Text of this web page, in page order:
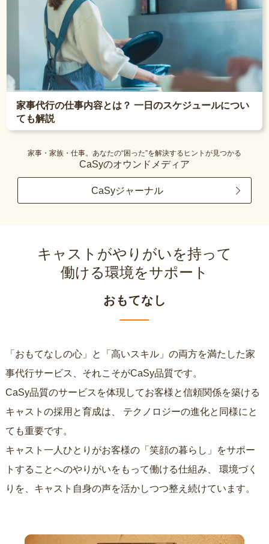
家事代行の仕事内容とは？ 一日のスケジュールについ
ても解説
家事・家族・仕事。あなたの“困った”を解決するヒントが見つかる
CaSyのオウンドメディア
CaSyジャーナル
キャストがやりがいを持って
働ける環境をサポート
おもてなし
「おもてなしの心」と「高いスキル」の両方を満たした家
事代行サービス、それこそがCaSy品質です。
CaSy品質のサービスを体現してお客様と信頼関係を築ける
キャストの採用と育成は、
ても重要です。
キャスト一人ひとりがお客様の「笑顔の暮らし」をサポー
トすることへのやりがいをもって働ける仕組み、
りを、キャスト自身の声を活かしつつ整え続けています。